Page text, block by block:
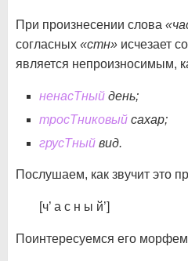
При произнесении слова
согласных «стн» исчезает
является непроизносимым,
ненасТный день;
тросТниковый сахар;
грусТный вид.
Послушаем, как звучит это
[ч’ а с н ы й’]
Поинтересуемся его